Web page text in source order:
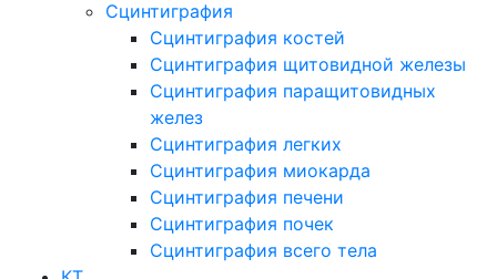
Сцинтиграфия
Сцинтиграфия костей
Сцинтиграфия щитовидной железы
Сцинтиграфия паращитовидных
желез
Сцинтиграфия легких
Сцинтиграфия миокарда
Сцинтиграфия печени
Сцинтиграфия почек
Сцинтиграфия всего тела